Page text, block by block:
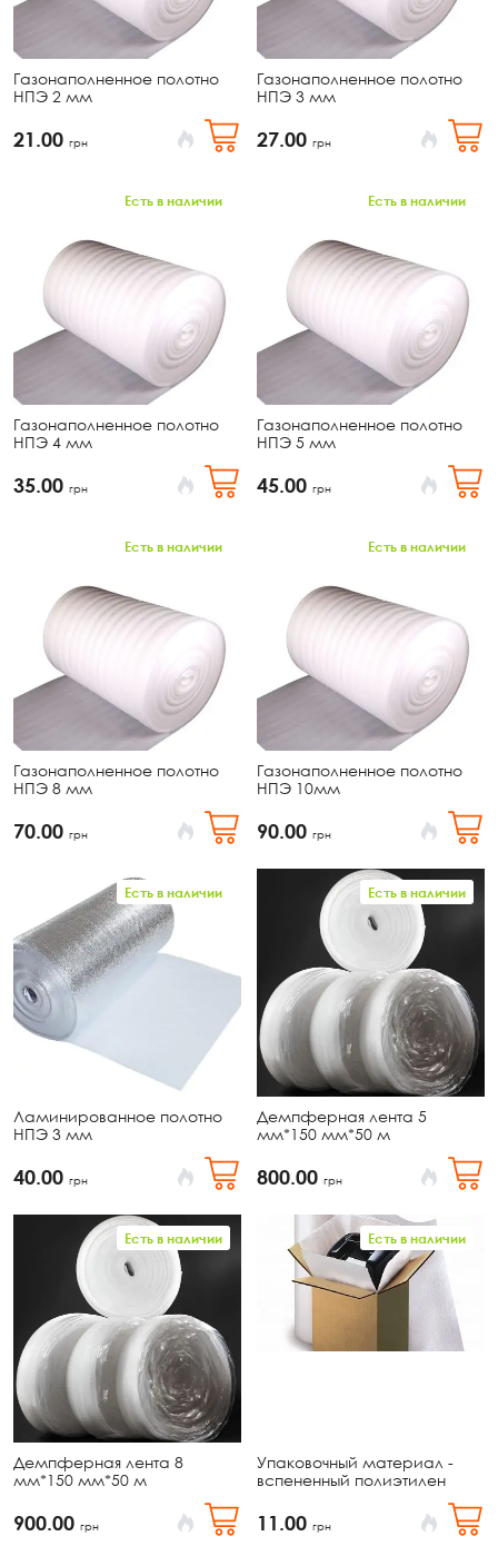
Газонаполненное полотно
НПЭ 2 мм
21.00 грн
Газонаполненное полотно
НПЭ 3 мм
27.00 грн
Есть в наличии
Газонаполненное полотно
НПЭ 4 мм
35.00 грн
Есть в наличии
Газонаполненное полотно
НПЭ 5 мм
45.00 грн
Есть в наличии
Газонаполненное полотно
НПЭ 8 мм
70.00 грн
Есть в наличии
Газонаполненное полотно
НПЭ 10мм
90.00 грн
Есть в наличии
Ламинированное полотно
НПЭ 3 мм
40.00 грн
Есть в наличии
Демпферная лента 5
мм*150 мм*50 м
800.00 грн
Есть в наличии
Демпферная лента 8
мм*150 мм*50 м
900.00 грн
Есть в наличии
Упаковочный материал -
вспененный полиэтилен
11.00 грн